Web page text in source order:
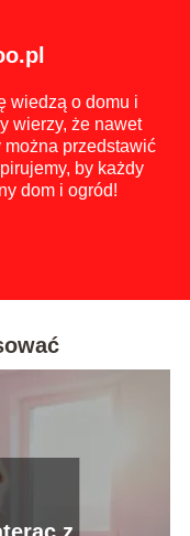
wiedzą o domu i
wierzy, że nawet
przedstawić
by każdy
dom i ogród!